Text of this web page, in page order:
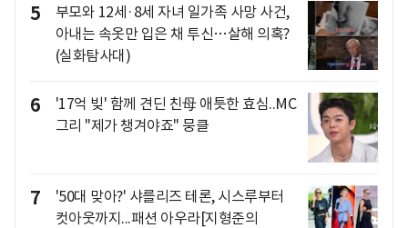
5
부모와 12세·8세 자녀 일가족 사망 사건,
아내는 속옷만 입은 채 투신…살해 의혹?
(실화탐사대)
6
'17억 빚' 함께 견딘 친母 애틋한 효심..MC
그리 "제가 챙겨야죠" 뭉클
7
'50대 맞아?' 샤를리즈 테론, 시스루부터
컷아웃까지...패션 아우라[지형준의